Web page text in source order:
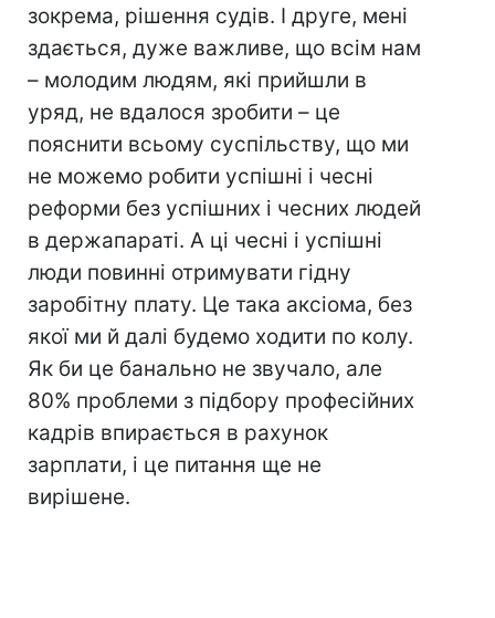
зокрема, рішення судів. І друге, мені
здається, дуже важливе, що всім нам
– молодим людям, які прийшли в
уряд, не вдалося зробити – це
пояснити всьому суспільству, що ми
не можемо робити успішні і чесні
реформи без успішних і чесних людей
в держапараті. А ці чесні і успішні
люди повинні отримувати гідну
заробітну плату. Це така аксіома, без
якої ми й далі будемо ходити по колу.
Як би це банально не звучало, але
80% проблеми з підбору професійних
кадрів впирається в рахунок
зарплати, і це питання ще не
вирішене.